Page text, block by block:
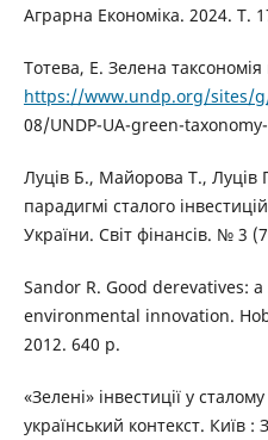
Аграрна Економіка. 2024. Т.
Тотева, Е. Зелена таксономія
https://www.undp.org/sites/
08/UNDP-UA-green-
Луців Б., Майорова Т., Луців
парадигмі сталого
України. Світ фінансів. № 3
Sandor R. Good derevatives:
environmental innovation.
2012. 640 p.
«Зелені» інвестиції у
український контекст. Київ :